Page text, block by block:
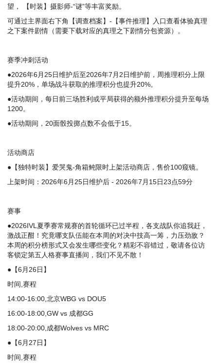
望， 【时装】摄影师-“谜”等丰富奖励。
可通过主界面右下角【调查档案】-【事件推理】入口查看体验真理
之下案件剧情（需要下载对应的真理之下剧情分包资源）。
赛季冲刺活动
●2026年6月25日维护后至2026年7月2日维护前，周推理积分上限
提升20%，单场战斗获取的推理积分也提升20%。
●活动期间，每日前三场胜利或平局获得的额外推理积分提升至每场
1200。
●活动期间，20面骰投掷点数不会低于15。
活动商店
●【独特时装】爱哭鬼-角箱鲀限时上架活动商店，售价100窥镜。
上架时间：2026年6月25日维护后 - 2026年7月15日23点59分
赛事
●2026IVL夏季赛常规赛的首轮循环已过半程，各支战队你追我赶，
激战正酣！究竟哪支队伍能在本周的对决中技高一筹，力压劲敌？
本周的积分榜形式又会发生哪些变化？精彩不容错过，敬请各位访
客锁定第五人格赛事直播间，我们不见不散！
●【6月26日】
时间,赛程
14:00-16:00,北京WBG vs DOU5
16:00-18:00,GW vs 成都GG
18:00-20:00,成都Wolves vs MRC
●【6月27日】
时间,赛程